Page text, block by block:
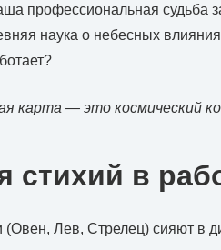
профессиональная судьба
наука о небесных
карта — это космический
стихий в
(Овен, Лев, Стрелец) сияют в